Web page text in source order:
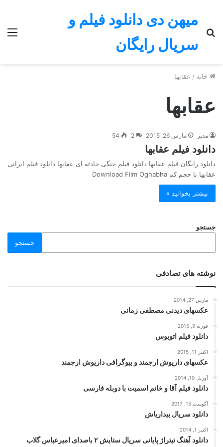
میهن دی دانلود فیلم و
سریال رایگان
جستجو
برای
خانه / عقابها
عقابها
مدیر مارس 26, 2015 2
54
دانلود فیلم عقابها
دانلود رایگان فیلم عقابها دانلود فیلم جنگی حادثه ای عقابها دانلود فیلم ایرانی
عقابها با حجم کم Download Film Oghabha
بیشتر بخوانید »
جستجو
جستجو
نوشته های تصادفی
مارس 27, 2014
عکسهای دیدنی مصطفی زمانی
فوریه 9, 2015
دانلود فیلم اتوبوس
اکتبر 11, 2015
عکسهای داریوش ارجمند و بیوگرافی داریوش ارجمند
آوریل 10, 2014
دانلود فیلم آقا و خانم اسمیت با دوبله فارسی
آگوست 15, 2017
دانلود سریال بیدارباش
اکتبر 1, 2014
دانلود آهنگ تیتراژ پایانی سریال ستایش ۲ باصدای امیرعباس گلاب